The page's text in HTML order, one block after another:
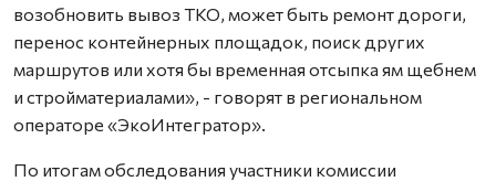
возобновить вывоз ТКО, может быть ремонт дороги,
перенос контейнерных площадок, поиск других
маршрутов или хотя бы временная отсыпка ям щебнем
и стройматериалами», - говорят в региональном
операторе «ЭкоИнтегратор».
По итогам обследования участники комиссии